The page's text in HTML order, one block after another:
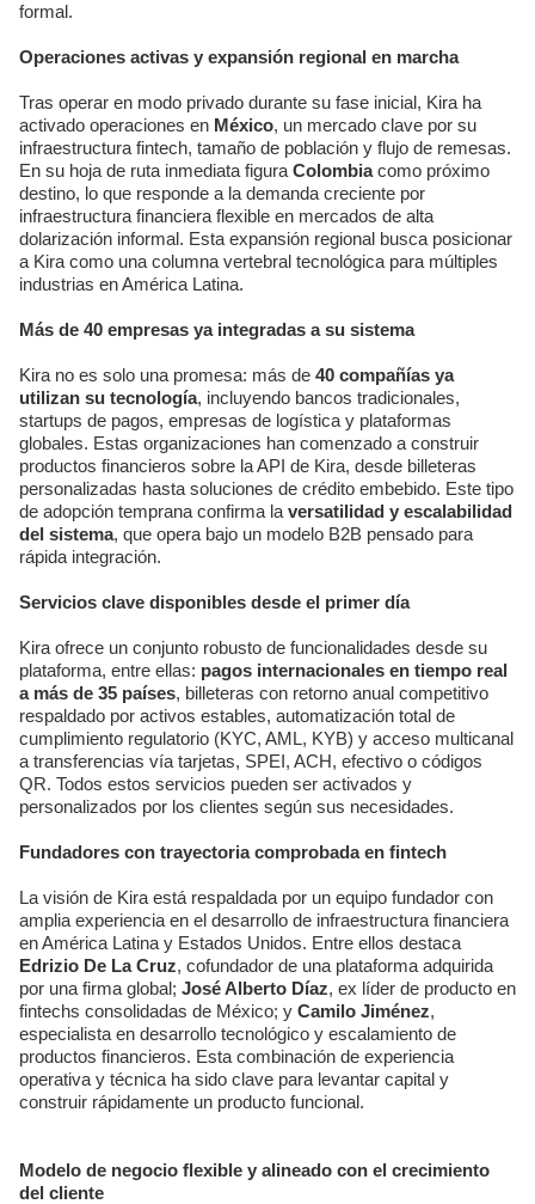
formal.
Operaciones activas y expansión regional en marcha
Tras operar en modo privado durante su fase inicial, Kira ha
activado operaciones en México, un mercado clave por su
infraestructura fintech, tamaño de población y flujo de remesas.
En su hoja de ruta inmediata figura Colombiacomo próximo
destino, lo que responde a la demanda creciente por
infraestructura financiera flexible en mercados de alta
dolarización informal. Esta expansión regional busca posicionar
a Kira como una columna vertebral tecnológica para múltiples
industrias en América Latina.
Más de 40 empresas ya integradas a su sistema
Kira no es solo una promesa: más de 40 compañías ya
utilizan su tecnología, incluyendo bancos tradicionales,
startups de pagos, empresas de logística y plataformas
globales. Estas organizaciones han comenzado a construir
productos financieros sobre la API de Kira, desde billeteras
personalizadas hasta soluciones de crédito embebido. Este tipo
de adopción temprana confirma la versatilidad y escalabilidad
del sistema, que opera bajo un modelo B2B pensado para
rápida integración.
Servicios clave disponibles desde el primer día
Kira ofrece un conjunto robusto de funcionalidades desde su
plataforma, entre ellas: pagos internacionales en tiempo real
a más de 35 países, billeteras con retorno anual competitivo
respaldado por activos estables, automatización total de
cumplimiento regulatorio (KYC, AML, KYB) y acceso multicanal
a transferencias vía tarjetas, SPEI, ACH, efectivo o códigos
QR. Todos estos servicios pueden ser activados y
personalizados por los clientes según sus necesidades.
Fundadores con trayectoria comprobada en fintech
La visión de Kira está respaldada por un equipo fundador con
amplia experiencia en el desarrollo de infraestructura financiera
en América Latina y Estados Unidos. Entre ellos destaca
Edrizio De La Cruz, cofundador de una plataforma adquirida
por una firma global; José Alberto Díaz, ex líder de producto en
fintechs consolidadas de México; y Camilo Jiménez,
especialista en desarrollo tecnológico y escalamiento de
productos financieros. Esta combinación de experiencia
operativa y técnica ha sido clave para levantar capital y
construir rápidamente un producto funcional.
Modelo de negocio flexible y alineado con el crecimiento
del cliente